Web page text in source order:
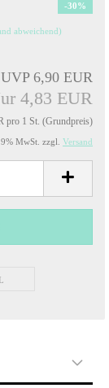
-30%
abweichend)
UVP 6,90 EUR
4,83 EUR
pro 1 St. (Grundpreis)
MwSt. zzgl. Versand